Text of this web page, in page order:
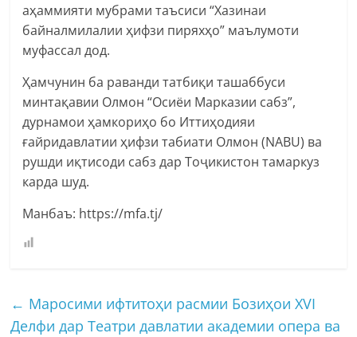
аҳаммияти мубрами таъсиси “Хазинаи
байналмилалии ҳифзи пиряхҳо” маълумоти
муфассал дод.
Ҳамчунин ба раванди татбиқи ташаббуси
минтақавии Олмон “Осиёи Марказии сабз”,
дурнамои ҳамкориҳо бо Иттиҳодияи
ғайридавлатии ҳифзи табиати Олмон (NABU) ва
рушди иқтисоди сабз дар Тоҷикистон тамаркуз
карда шуд.
Манбаъ: https://mfa.tj/
← Маросими ифтитоҳи расмии Бозиҳои XVI
Делфи дар Театри давлатии академии опера ва